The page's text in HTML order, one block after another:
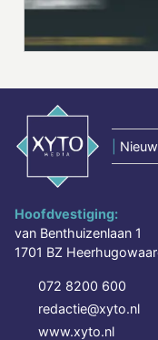
Hoofdvestiging:
van Benthuizenlaan 1
1701 BZ
072 8200 600
redactie@xyto.nl
www.xyto.nl